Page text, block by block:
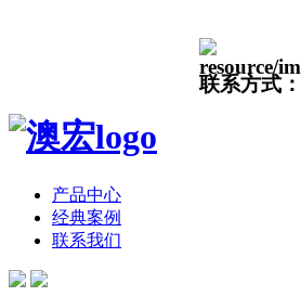
联系方式：
产品中心
经典案例
联系我们